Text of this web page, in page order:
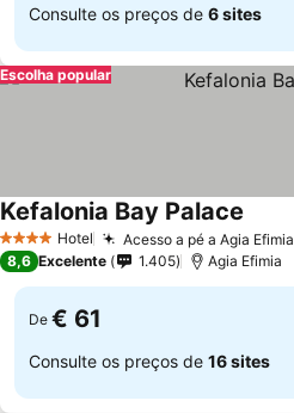
Consulte os preços de 6 sites
Escolha popular
4 EstrelasHotel Acesso a pé a Agia Efimia
Kefalonia Bay Palace
8,6 Excelente 1.405 Agia Efimia
De € 61
Consulte os preços de 16 sites